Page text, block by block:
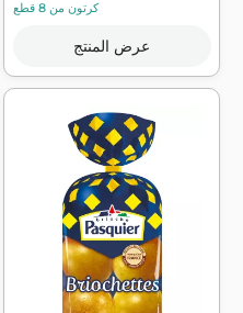
كرتون من 8 قطع
عرض المنتج